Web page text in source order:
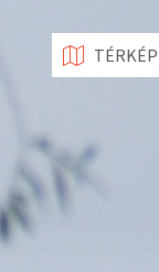
TÉRKÉP